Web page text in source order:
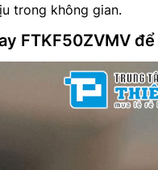
trong không gian.
FTKF50ZVMV